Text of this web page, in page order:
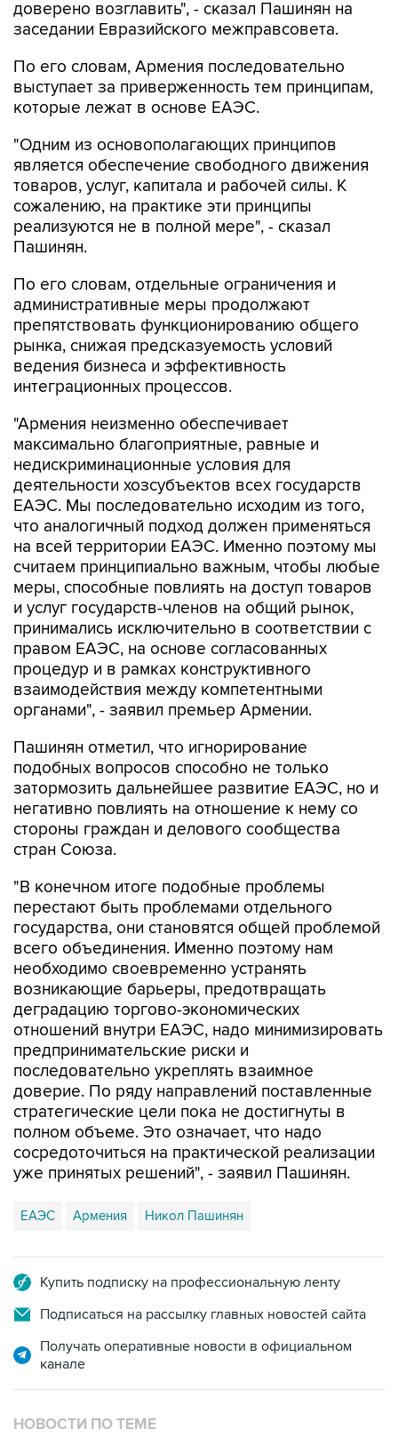
доверено возглавить", - сказал Пашинян на
заседании Евразийского межправсовета.
По его словам, Армения последовательно
выступает за приверженность тем принципам,
которые лежат в основе ЕАЭС.
"Одним из основополагающих принципов
является обеспечение свободного движения
товаров, услуг, капитала и рабочей силы. К
сожалению, на практике эти принципы
реализуются не в полной мере", - сказал
Пашинян.
По его словам, отдельные ограничения и
административные меры продолжают
препятствовать функционированию общего
рынка, снижая предсказуемость условий
ведения бизнеса и эффективность
интеграционных процессов.
"Армения неизменно обеспечивает
максимально благоприятные, равные и
недискриминационные условия для
деятельности хозсубъектов всех государств
ЕАЭС. Мы последовательно исходим из того,
что аналогичный подход должен применяться
на всей территории ЕАЭС. Именно поэтому мы
считаем принципиально важным, чтобы любые
меры, способные повлиять на доступ товаров
и услуг государств-членов на общий рынок,
принимались исключительно в соответствии с
правом ЕАЭС, на основе согласованных
процедур и в рамках конструктивного
взаимодействия между компетентными
органами", - заявил премьер Армении.
Пашинян отметил, что игнорирование
подобных вопросов способно не только
затормозить дальнейшее развитие ЕАЭС, но и
негативно повлиять на отношение к нему со
стороны граждан и делового сообщества
стран Союза.
"В конечном итоге подобные проблемы
перестают быть проблемами отдельного
государства, они становятся общей проблемой
всего объединения. Именно поэтому нам
необходимо своевременно устранять
возникающие барьеры, предотвращать
деградацию торгово-экономических
отношений внутри ЕАЭС, надо минимизировать
предпринимательские риски и
последовательно укреплять взаимное
доверие. По ряду направлений поставленные
стратегические цели пока не достигнуты в
полном объеме. Это означает, что надо
сосредоточиться на практической реализации
уже принятых решений", - заявил Пашинян.
ЕАЭС Армения Никол Пашинян
Купить подписку на профессиональную ленту
Подписаться на рассылку главных новостей сайта
Получать оперативные новости в официальном
канале
НОВОСТИ ПО ТЕМЕ